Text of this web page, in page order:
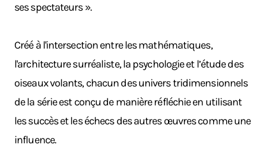
ses spectateurs ».
Créé à l'intersection entre les mathématiques,
l'architecture surréaliste, la psychologie et l’étude des
oiseaux volants, chacun des univers tridimensionnels
de la série est conçu de manière réfléchie en utilisant
les succès et les échecs des autres œuvres comme une
influence.